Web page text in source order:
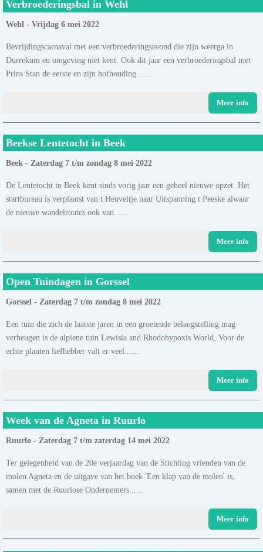
Verbroederingsbal in Wehl
Wehl - Vrijdag 6 mei 2022
Bevrijdingscarnaval met een verbroederingsavond die zijn weerga in
Durrekum en omgeving niet kent. Ook dit jaar een verbroederingsbal met
Prins Stan de eerste en zijn hofhouding.......
Meer info
Beekse Lentetocht in Beek
Beek - Zaterdag 7 t/m zondag 8 mei 2022
De Lentetocht in Beek kent sinds vorig jaar een geheel nieuwe opzet. Het
startbureau is verplaatst van t Heuveltje naar Uitspanning t Peeske alwaar
de nieuwe wandelroutes ook van......
Meer info
Open Tuindagen in Gorssel
Gorssel - Zaterdag 7 t/m zondag 8 mei 2022
Een tuin die zich de laatste jaren in een groeiende belangstelling mag
verheugen is de alpiene tuin Lewisia and Rhodohypoxis World, Voor de
echte planten liefhebber valt er veel......
Meer info
Week van de Agneta in Ruurlo
Ruurlo - Zaterdag 7 t/m zaterdag 14 mei 2022
Ter gelegenheid van de 20e verjaardag van de Stichting vrienden van de
molen Agneta en de uitgave van het boek 'Een klap van de molen' is,
samen met de Ruurlose Ondernemers......
Meer info